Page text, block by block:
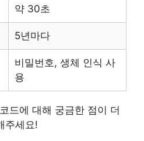
약 30초
5년마다
비밀번호, 생체 인식 사
용
드에 대해 궁금한 점이 더
주세요!